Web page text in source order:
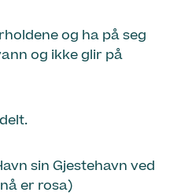
og ha på seg
og ikke glir på
sin Gjestehavn ved
er rosa)